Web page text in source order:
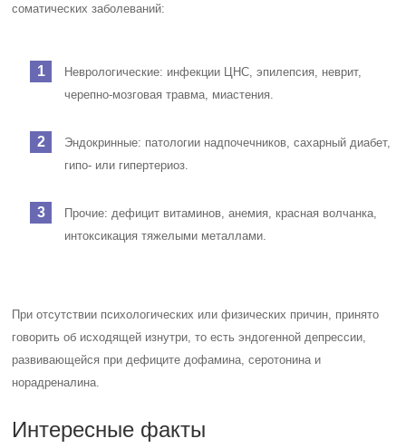
соматических заболеваний:
Неврологические: инфекции ЦНС, эпилепсия, неврит,
черепно-мозговая травма, миастения.
Эндокринные: патологии надпочечников, сахарный диабет,
гипо- или гипертериоз.
Прочие: дефицит витаминов, анемия, красная волчанка,
интоксикация тяжелыми металлами.
При отсутствии психологических или физических причин, принято
говорить об исходящей изнутри, то есть эндогенной депрессии,
развивающейся при дефиците дофамина, серотонина и
норадреналина.
Интересные факты